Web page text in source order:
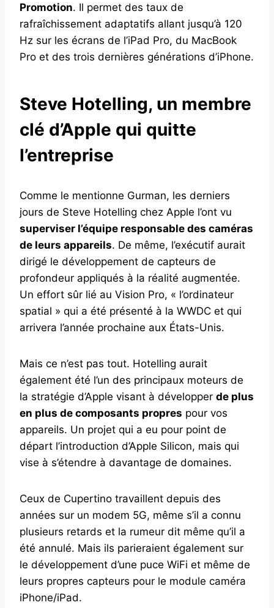
Promotion. Il permet des taux de
rafraîchissement adaptatifs allant jusqu’à 120
Hz sur les écrans de l’iPad Pro, du MacBook
Pro et des trois dernières générations d’iPhone.
Steve Hotelling, un membre
clé d’Apple qui quitte
l’entreprise
Comme le mentionne Gurman, les derniers
jours de Steve Hotelling chez Apple l’ont vu
superviser l’équipe responsable des caméras
de leurs appareils. De même, l’exécutif aurait
dirigé le développement de capteurs de
profondeur appliqués à la réalité augmentée.
Un effort sûr lié au Vision Pro, « l’ordinateur
spatial » qui a été présenté à la WWDC et qui
arrivera l’année prochaine aux États-Unis.
Mais ce n’est pas tout. Hotelling aurait
également été l’un des principaux moteurs de
la stratégie d’Apple visant à développer de plus
en plus de composants propres pour vos
appareils. Un projet qui a eu pour point de
départ l’introduction d’Apple Silicon, mais qui
vise à s’étendre à davantage de domaines.
Ceux de Cupertino travaillent depuis des
années sur un modem 5G, même s’il a connu
plusieurs retards et la rumeur dit même qu’il a
été annulé. Mais ils parieraient également sur
le développement d’une puce WiFi et même de
leurs propres capteurs pour le module caméra
iPhone/iPad.